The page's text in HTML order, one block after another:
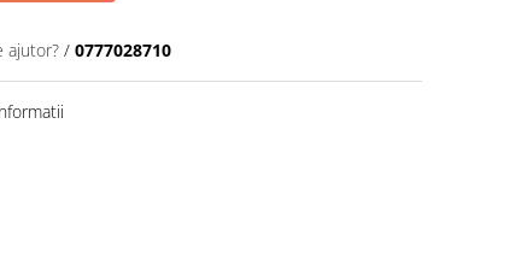
ajutor? / 0777028710